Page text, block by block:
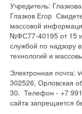
Учредитель:
Глазков Егор
массовой
№ФС77-40195 от 15
службой по надзору
технологий и
Электронная почта:
302526, Орловская
30. Телефон - +7
сайта запрещается